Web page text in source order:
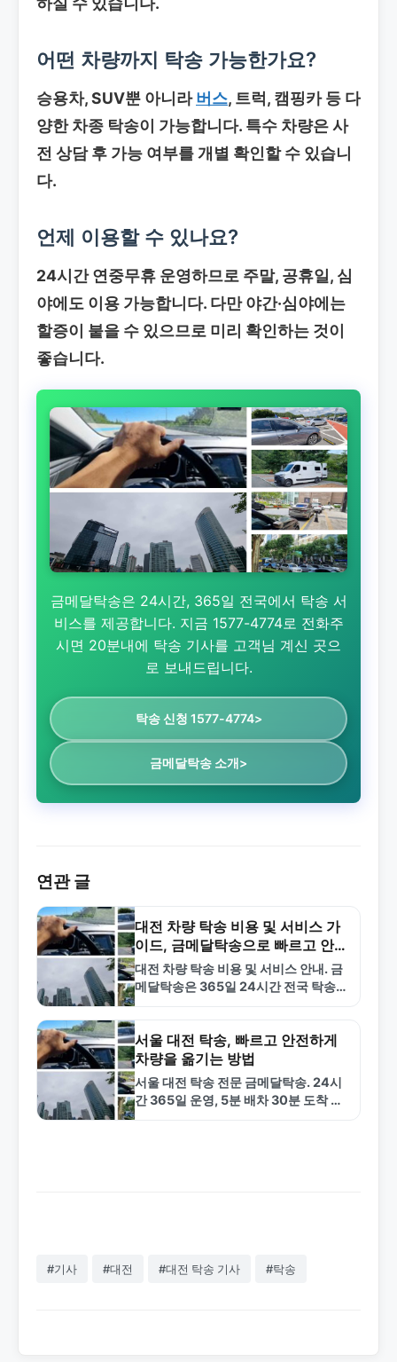
어떤 차량까지 탁송 가능한가요?
승용차, SUV뿐 아니라버스, 트럭, 캠핑카 등 다
양한 차종 탁송이 가능합니다. 특수 차량은 사
전 상담 후 가능 여부를 개별 확인할 수 있습니
다.
언제 이용할 수 있나요?
24시간 연중무휴 운영하므로 주말, 공휴일, 심
야에도 이용 가능합니다. 다만 야간·심야에는
할증이 붙을 수 있으므로 미리 확인하는 것이
좋습니다.
금메달탁송은 24시간, 365일 전국에서 탁송 서
비스를 제공합니다. 지금 1577-4774로 전화주
시면 20분내에 탁송 기사를 고객님 계신 곳으
로 보내드립니다.
탁송 신청 1577-4774>
금메달탁송 소개>
연관 글
대전 차량 탁송 비용 및 서비스 가
이드, 금메달탁송으로 빠르고 안전
하게
대전 차량 탁송 비용 및 서비스 안내. 금
메달탁송은 365일 24시간 전국 탁송
서울 대전 탁송, 빠르고 안전하게
차량을 옮기는 방법
서울 대전 탁송 전문 금메달탁송. 24시
간 365일 운영, 5분 배차 30분 도착 목
#기사 #대전 #대전 탁송 기사 #탁송